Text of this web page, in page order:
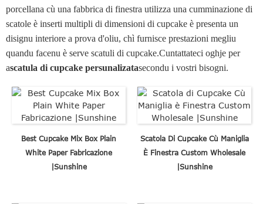
porcellana cù una fabbrica di finestra utilizza una cumminazione di
scatole è inserti multipli di dimensioni di cupcake è presenta un
disignu interiore a prova d'oliu, chì furnisce prestazioni megliu
quandu facenu è serve scatuli di cupcake.Cuntattateci oghje per
ascatula di cupcake persunalizatasecondu i vostri bisogni.
Best Cupcake Mix Box Plain
White Paper Fabricazione
|Sunshine
Scatola Di Cupcake Cù Maniglia
È Finestra Custom Wholesale
|Sunshine